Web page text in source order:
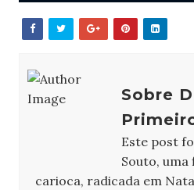
Sobre
Este post
Souto,
carioca, radicada em